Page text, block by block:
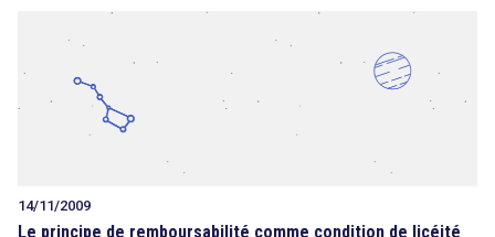
14/11/2009
Le principe de remboursabilité comme condition de licéité